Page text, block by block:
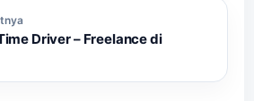
Driver – Freelance di